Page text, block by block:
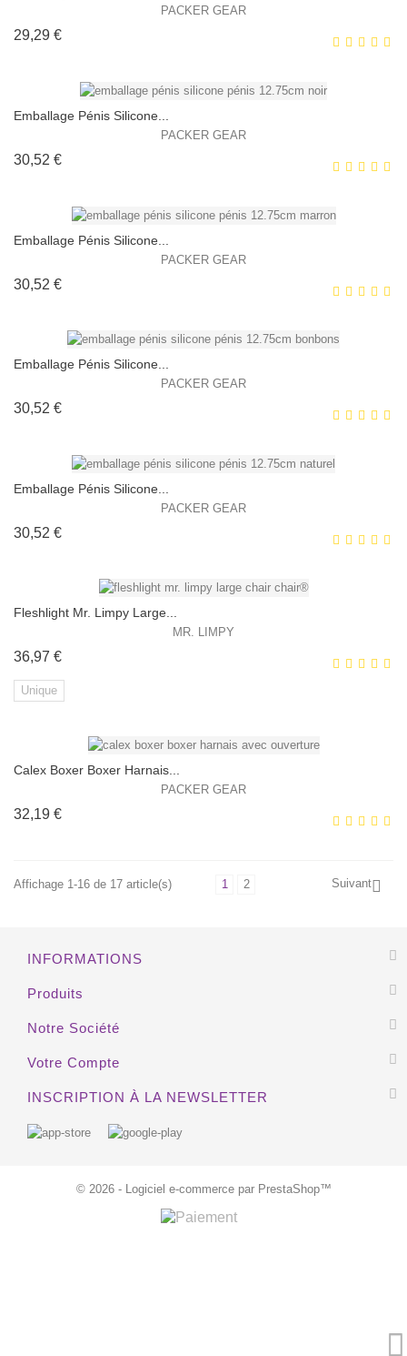
PACKER GEAR
29,29 €Prix
Emballage Pénis Silicone...
PACKER GEAR
30,52 €Prix
Emballage Pénis Silicone...
PACKER GEAR
30,52 €Prix
Emballage Pénis Silicone...
PACKER GEAR
30,52 €Prix
HORS STOCK
Emballage Pénis Silicone...
PACKER GEAR
30,52 €Prix
EXCLUSIVITÉ WEB !
Fleshlight Mr. Limpy Large...
MR. LIMPY
36,97 €Prix
Unique
Calex Boxer Boxer Harnais...
PACKER GEAR
32,19 €Prix
Affichage 1-16 de 17 article(s) 1 2 Suivant
INFORMATIONS
Produits
Notre Société
Votre Compte
INSCRIPTION À LA NEWSLETTER
© 2026 - Logiciel e-commerce par PrestaShop™